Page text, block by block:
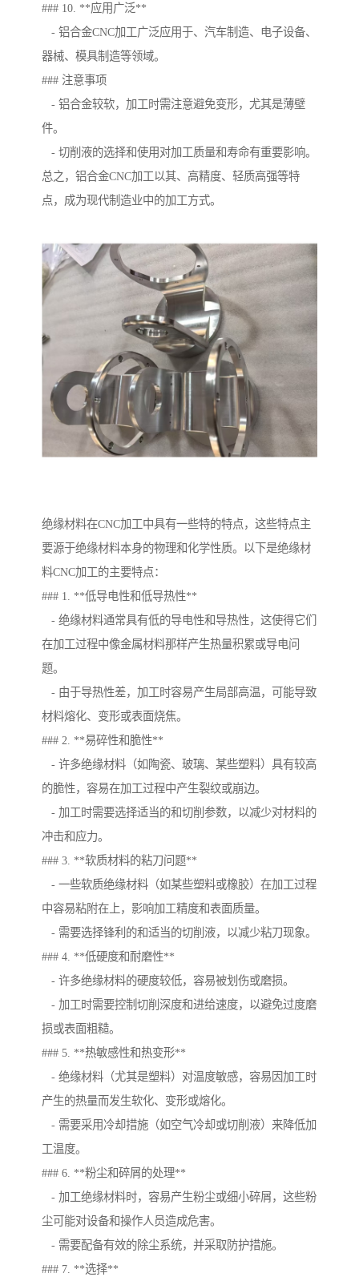
### 10. **应用广泛**
- 铝合金CNC加工广泛应用于、汽车制造、电子设备、
器械、模具制造等领域。
### 注意事项
- 铝合金较软，加工时需注意避免变形，尤其是薄壁
件。
- 切削液的选择和使用对加工质量和寿命有重要影响。
总之，铝合金CNC加工以其、高精度、轻质高强等特
点，成为现代制造业中的加工方式。
绝缘材料在CNC加工中具有一些特的特点，这些特点主
要源于绝缘材料本身的物理和化学性质。以下是绝缘材
料CNC加工的主要特点：
### 1. **低导电性和低导热性**
- 绝缘材料通常具有低的导电性和导热性，这使得它们
在加工过程中像金属材料那样产生热量积累或导电问
题。
- 由于导热性差，加工时容易产生局部高温，可能导致
材料熔化、变形或表面烧焦。
### 2. **易碎性和脆性**
- 许多绝缘材料（如陶瓷、玻璃、某些塑料）具有较高
的脆性，容易在加工过程中产生裂纹或崩边。
- 加工时需要选择适当的和切削参数，以减少对材料的
冲击和应力。
### 3. **软质材料的粘刀问题**
- 一些软质绝缘材料（如某些塑料或橡胶）在加工过程
中容易粘附在上，影响加工精度和表面质量。
- 需要选择锋利的和适当的切削液，以减少粘刀现象。
### 4. **低硬度和耐磨性**
- 许多绝缘材料的硬度较低，容易被划伤或磨损。
- 加工时需要控制切削深度和进给速度，以避免过度磨
损或表面粗糙。
### 5. **热敏感性和热变形**
- 绝缘材料（尤其是塑料）对温度敏感，容易因加工时
产生的热量而发生软化、变形或熔化。
- 需要采用冷却措施（如空气冷却或切削液）来降低加
工温度。
### 6. **粉尘和碎屑的处理**
- 加工绝缘材料时，容易产生粉尘或细小碎屑，这些粉
尘可能对设备和操作人员造成危害。
- 需要配备有效的除尘系统，并采取防护措施。
### 7. **选择**